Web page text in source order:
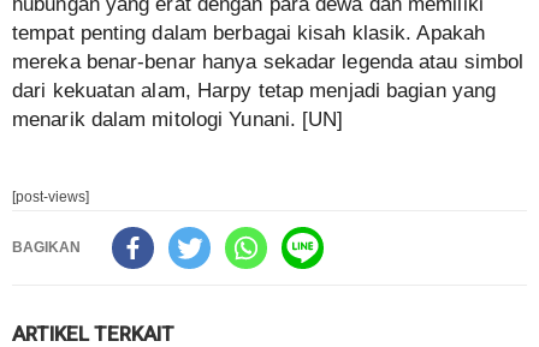
tempat penting dalam berbagai kisah klasik. Apakah
mereka benar-benar hanya sekadar legenda atau simbol
dari kekuatan alam, Harpy tetap menjadi bagian yang
menarik dalam mitologi Yunani. [UN]
[post-views]
BAGIKAN
ARTIKEL TERKAIT